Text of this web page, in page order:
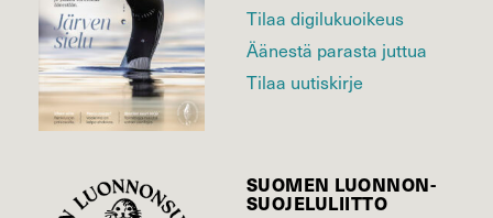
Tilaa digilukuoikeus
Äänestä parasta juttua
Tilaa uutiskirje
SUOMEN LUONNON­
SUOJELU­LIITTO